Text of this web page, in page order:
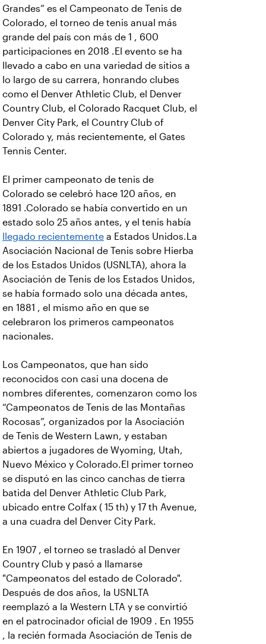
Grandes” es el Campeonato de Tenis de
Colorado, el torneo de tenis anual más
grande del país con más de 1 , 600
participaciones en 2018 .El evento se ha
llevado a cabo en una variedad de sitios a
lo largo de su carrera, honrando clubes
como el Denver Athletic Club, el Denver
Country Club, el Colorado Racquet Club, el
Denver City Park, el Country Club of
Colorado y, más recientemente, el Gates
Tennis Center.
El primer campeonato de tenis de
Colorado se celebró hace 120 años, en
1891 .Colorado se había convertido en un
estado solo 25 años antes, y el tenis había
llegado recientemente a Estados Unidos.La
Asociación Nacional de Tenis sobre Hierba
de los Estados Unidos (USNLTA), ahora la
Asociación de Tenis de los Estados Unidos,
se había formado solo una década antes,
en 1881 , el mismo año en que se
celebraron los primeros campeonatos
nacionales.
Los Campeonatos, que han sido
reconocidos con casi una docena de
nombres diferentes, comenzaron como los
“Campeonatos de Tenis de las Montañas
Rocosas”, organizados por la Asociación
de Tenis de Western Lawn, y estaban
abiertos a jugadores de Wyoming, Utah,
Nuevo México y Colorado.El primer torneo
se disputó en las cinco canchas de tierra
batida del Denver Athletic Club Park,
ubicado entre Colfax ( 15 th) y 17 th Avenue,
a una cuadra del Denver City Park.
En 1907 , el torneo se trasladó al Denver
Country Club y pasó a llamarse
"Campeonatos del estado de Colorado".
Después de dos años, la USNLTA
reemplazó a la Western LTA y se convirtió
en el patrocinador oficial de 1909 . En 1955
, la recién formada Asociación de Tenis de